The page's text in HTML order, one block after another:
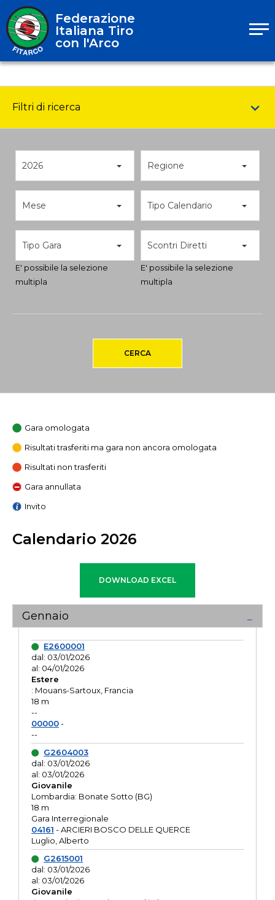
Federazione
Italiana Tiro
con l'Arco
Filtri di ricerca
2026 Regione
Mese Tipo Calendario
Tipo Gara
E' possibile la selezione
multipla
Scontri Diretti
E' possibile la selezione
multipla
CERCA
Gara omologata
Risultati trasferiti ma gara non ancora omologata
Risultati non trasferiti
Gara annullata
Invito
Calendario 2026
Gennaio
E2600001
dal: 03/01/2026
al: 04/01/2026
Estere
: Mouans-Sartoux, Francia
18 m
--
00000-
--
G2604003
dal: 03/01/2026
al: 03/01/2026
Giovanile
Lombardia: Bonate Sotto (BG)
18 m
Gara Interregionale
04161 - ARCIERI BOSCO DELLE QUERCE
Luglio, Alberto
G2615001
dal: 03/01/2026
al: 03/01/2026
Giovanile